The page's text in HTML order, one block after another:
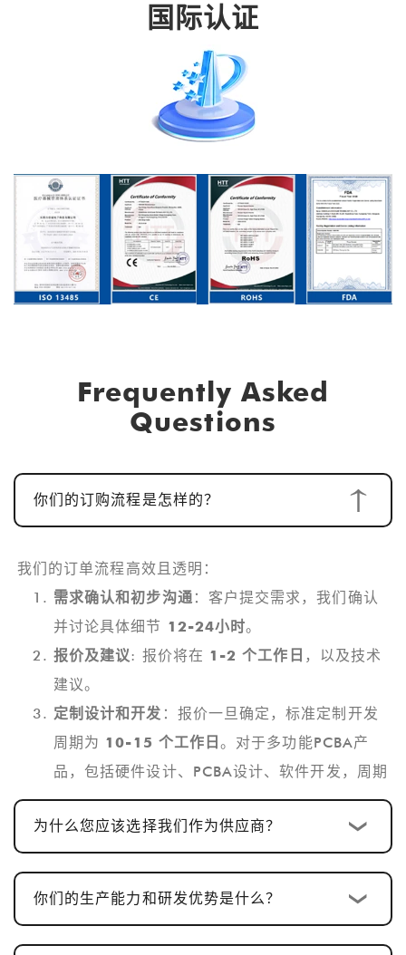
国际认证
Frequently Asked
Questions
你们的订购流程是怎样的？
我们的订单流程高效且透明：
需求确认和初步沟通 ：客户提交需求，我们确认
并讨论具体细节 12-24小时。
报价及建议: 报价将在 1-2 个工作日 ，以及技术
建议。
定制设计和开发 ：报价一旦确定，标准定制开发
周期为 10-15 个工作日。对于多功能PCBA产
品，包括硬件设计、PCBA设计、软件开发，周期
通常为25-30天。
样品确认及修改：我们提供样品供客户确认。样
品批准通常需要5-7 个工作日，并根据反馈进行
调整。
20 个工作日，确保每一个细节都符合标准。
为什么您应该选择我们作为供应商？
你们的生产能力和研发优势是什么？